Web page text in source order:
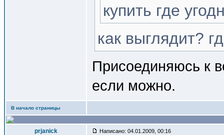
купить где
как выглядит?
Присоединяюсь к
если можно.
В начало страницы
prjanick Написано: 04.01.2009, 00:16